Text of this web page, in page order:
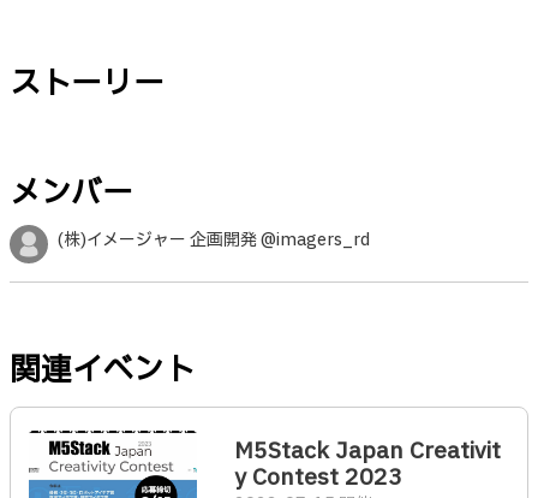
ストーリー
メンバー
(株)イメージャー 企画開発 @imagers_rd
関連イベント
M5Stack Japan Creativit
y Contest 2023